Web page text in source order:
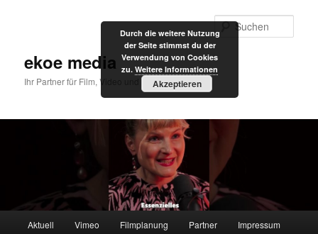
ekoe media
Ihr Partner für Film, Video und Internet
Aktuell Vimeo Filmplanung Partner Impressum
Durch die weitere Nutzung
der Seite stimmst du der
Verwendung von Cookies
zu. Weitere Informationen
Akzeptieren